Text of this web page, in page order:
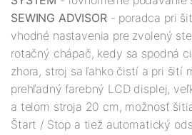
SEWING ADVISOR- poradca pri
vhodné nastavenia pre zvolený
rotačný chápač, kedy sa spodná
zhora, stroj sa ľahko čistí a pri šití
prehľadný farebný LCD displej,
a telom stroja 20 cm, možnosť
Štart / Stop a tiež automatický